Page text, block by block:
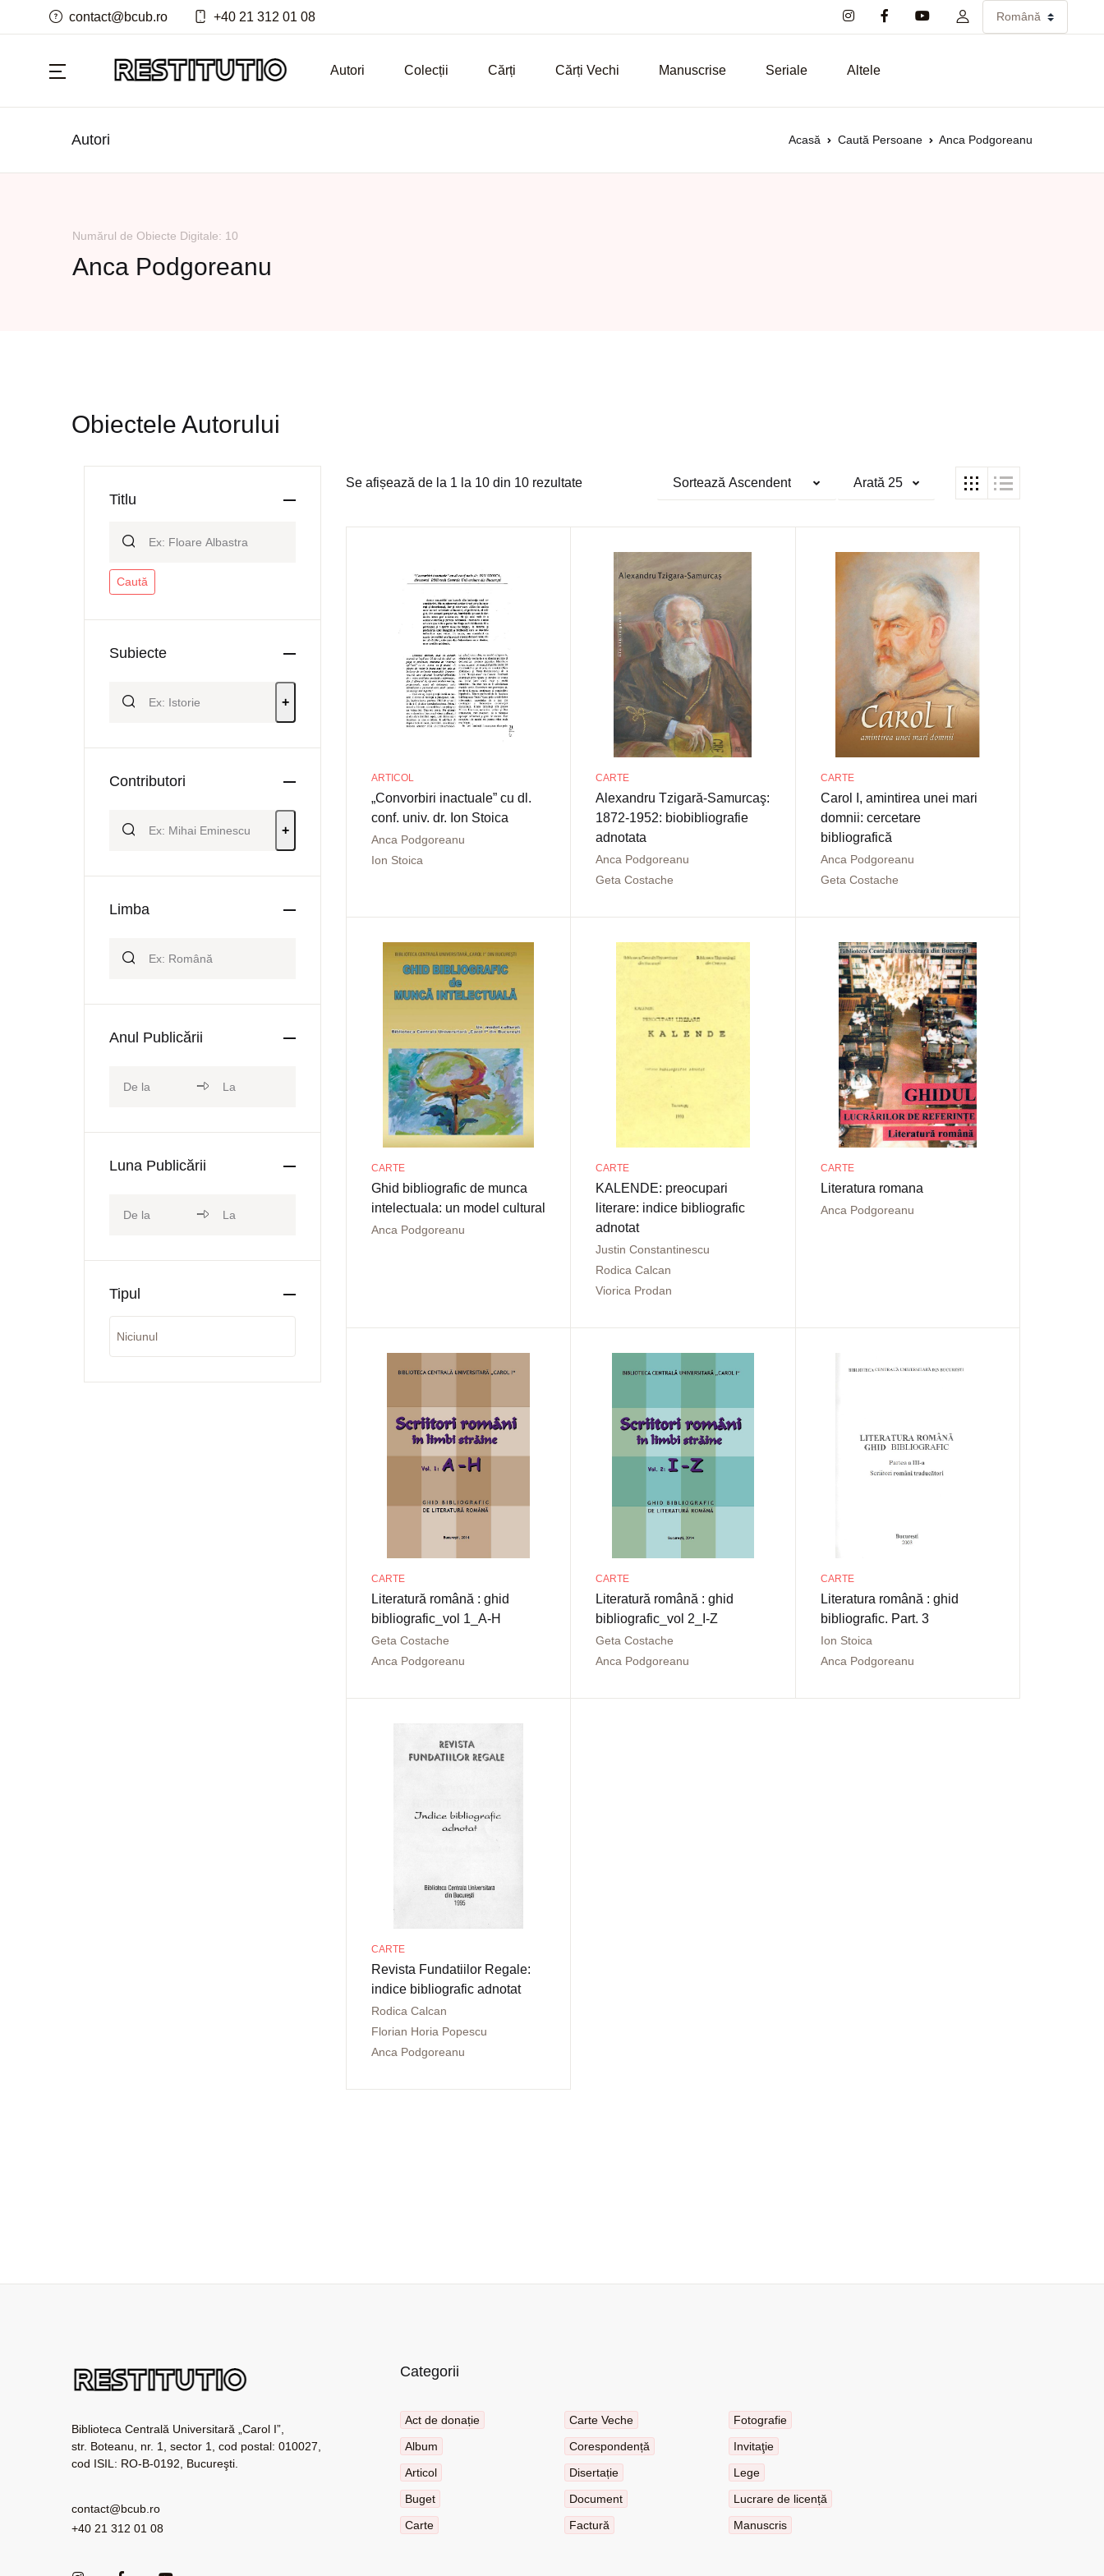
contact@bcub.ro +40 21 312 01 08
Autori Colecții Cărți Cărți Vechi Manuscrise Seriale Altele
Autori Acasă Caută Persoane Anca Podgoreanu
Numărul de Obiecte Digitale: 10
Anca Podgoreanu
Obiectele Autorului
Se afișează de la 1 la 10din 10rezultate Sortează Ascendent Arată 25
ARTICOL
„Convorbiri inactuale” cu dl.
conf. univ. dr. Ion Stoica
Anca Podgoreanu
Ion Stoica
CARTE
Alexandru Tzigară-Samurcaş:
1872-1952: biobibliografie
adnotata
Anca Podgoreanu
Geta Costache
CARTE
Carol I, amintirea unei mari
domnii: cercetare
bibliografică
Anca Podgoreanu
Geta Costache
CARTE
Ghid bibliografic de munca
intelectuala: un model cultural
Anca Podgoreanu
CARTE
KALENDE: preocupari
literare: indice bibliografic
adnotat
Justin Constantinescu
Rodica Calcan
Viorica Prodan
CARTE
Literatura romana
Anca Podgoreanu
CARTE
Literatură română : ghid
bibliografic_vol 1_A-H
Geta Costache
Anca Podgoreanu
CARTE
Literatură română : ghid
bibliografic_vol 2_I-Z
Geta Costache
Anca Podgoreanu
CARTE
Literatura română : ghid
bibliografic. Part. 3
Ion Stoica
Anca Podgoreanu
CARTE
Revista Fundatiilor Regale:
indice bibliografic adnotat
Rodica Calcan
Florian Horia Popescu
Anca Podgoreanu
Titlu
Caută
Subiecte
+
Contributori
+
Limba
Anul Publicării
Luna Publicării
Tipul
Biblioteca Centrală Universitară „Carol I”,
str. Boteanu, nr. 1, sector 1, cod postal: 010027,
cod ISIL: RO-B-0192, Bucureşti.
contact@bcub.ro
+40 21 312 01 08
Categorii
Act de donație
Album
Articol
Buget
Carte
Carte Veche
Corespondență
Disertație
Document
Factură
Fotografie
Invitaţie
Lege
Lucrare de licență
Manuscris